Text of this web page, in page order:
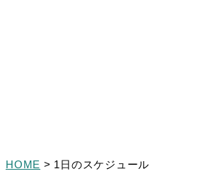
HOME > 1日のスケジュール